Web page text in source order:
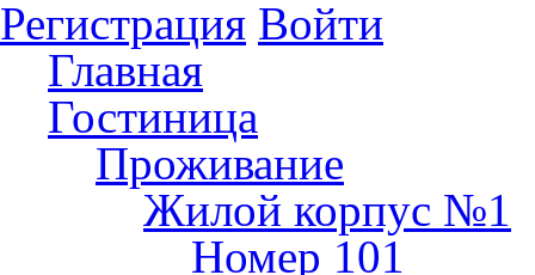
Регистрация Войти
Главная
Гостиница
Проживание
Жилой корпус №1
Номер 101